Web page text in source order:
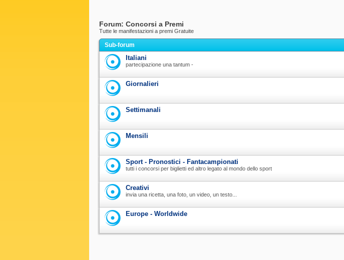
Forum: Concorsi a Premi
Tutte le manifestazioni a premi Gratuite
Sub-forum
Italiani
partecipazione una tantum -
Giornalieri
Settimanali
Mensili
Sport - Pronostici - Fantacampionati
tutti i concorsi per biglietti ed altro legato al mondo dello sport
Creativi
invia una ricetta, una foto, un video, un testo...
Europe - Worldwide